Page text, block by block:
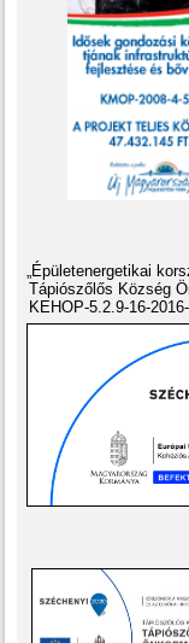
„Épületenergetikai
Tápiószőlős Község
KEHOP-5.2.9-16-